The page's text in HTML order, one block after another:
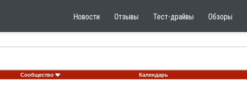
Новости Отзывы Тест-драйвы Обзоры
Сообщество Календарь